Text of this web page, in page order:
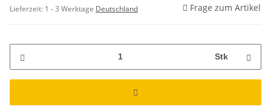
Lieferzeit: 1 - 3 Werktage Deutschland Frage zum Artikel
Stk